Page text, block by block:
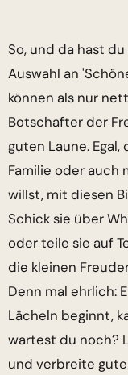
So, und da hast
Auswahl an
können als nur
Botschafter der
guten Laune.
Familie oder auch
willst, mit diesen
Schick sie über
oder teile sie auf
die kleinen
Denn mal ehrlich:
Lächeln beginnt,
wartest du noch?
und verbreite